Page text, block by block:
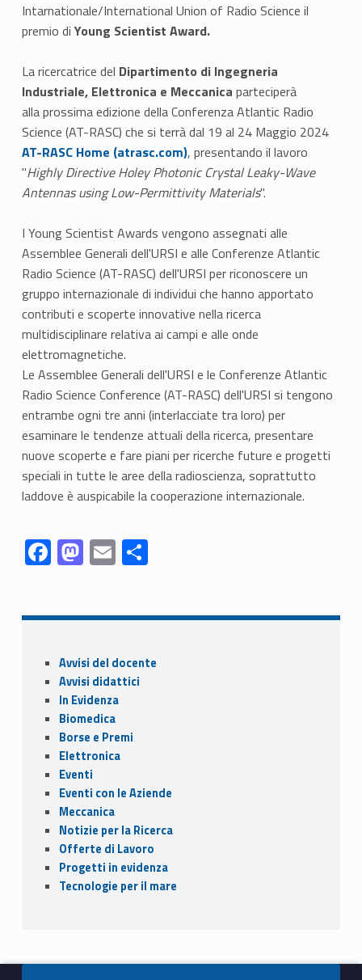
Intarnationale/International Union of Radio Science il
premio di Young Scientist Award.
La ricercatrice del Dipartimento di Ingegneria
Industriale, Elettronica e Meccanica parteciperà
alla prossima edizione della Conferenza Atlantic Radio
Science (AT-RASC) che si terrà dal 19 al 24 Maggio 2024
AT-RASC Home (atrasc.com), presentando il lavoro
"Highly Directive Holey Photonic Crystal Leaky-Wave
Antennas using Low-Permittivity Materials".
I Young Scientist Awards vengono assegnati alle
Assemblee Generali dell'URSI e alle Conferenze Atlantic
Radio Science (AT-RASC) dell'URSI per riconoscere un
gruppo internazionale di individui che hanno apportato
contributi e scoperte innovative nella ricerca
multidisciplinare relativa ai campi e alle onde
elettromagnetiche.
Le Assemblee Generali dell'URSI e le Conferenze Atlantic
Radio Science Conference (AT-RASC) dell'URSI si tengono
entrambe ogni tre anni (interlacciate tra loro) per
esaminare le tendenze attuali della ricerca, presentare
nuove scoperte e fare piani per ricerche future e progetti
speciali in tutte le aree della radioscienza, soprattutto
laddove è auspicabile la cooperazione internazionale.
Link identifier #identifier__16195-1 F
ac
b
o
o
k
Link identifier #identifier__44422-2 M
as
d
o
n
Link identifier #identifier__55153-3 E
m
l
Link identifier #identifier__105764-4 C
o
di
vi
Sidebar
Avvisi del docente
Avvisi didattici
In Evidenza
Biomedica
Borse e Premi
Elettronica
Eventi
Eventi con le Aziende
Meccanica
Notizie per la Ricerca
Offerte di Lavoro
Progetti in evidenza
Tecnologie per il mare